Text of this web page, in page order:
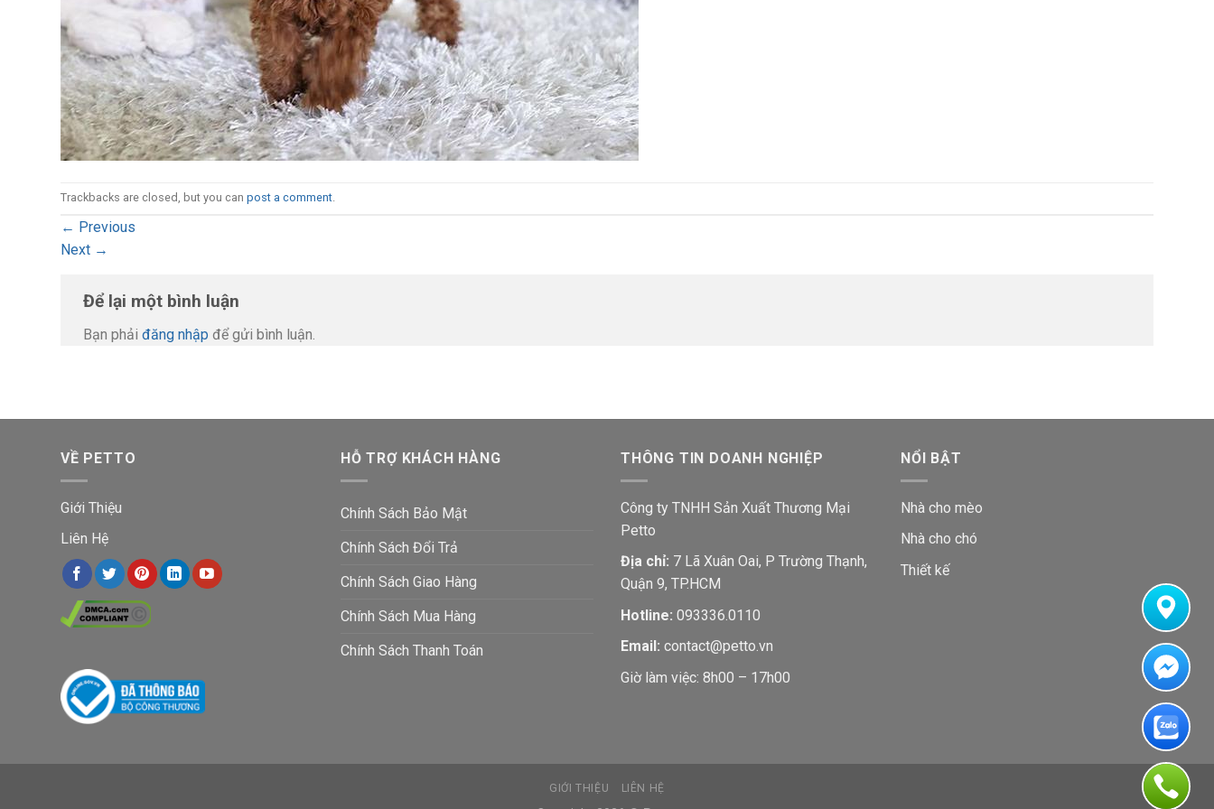
Trackbacks are closed, but you can post a comment
← Previous
Next →
Để lại một bình luận
Bạn phải đăng nhập để gửi bình luận.
VỀ PETTO
Giới Thiệu
Liên Hệ
HỖ TRỢ KHÁCH HÀNG
Chính Sách Bảo Mật
Chính Sách Đổi Trả
Chính Sách Giao Hàng
Chính Sách Mua Hàng
Chính Sách Thanh Toán
THÔNG TIN DOANH NGHIỆP
Công ty TNHH Sản Xuất Thương Mại
Petto
Địa chỉ: 7 Lã Xuân Oai, P Trường Thạnh,
Quận 9, TP.HCM
Hotline: 093336.0110
Email: contact@petto.vn
Giờ làm việc: 8h00 – 17h00
NỔI BẬT
Nhà cho mèo
Nhà cho chó
Thiết kế
GIỚI THIỆU LIÊN HỆ